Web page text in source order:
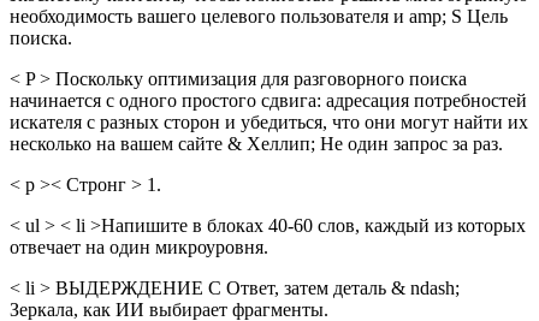
необходимость вашего целевого пользователя и amp; S Цель
поиска.
< P > Поскольку оптимизация для разговорного поиска
начинается с одного простого сдвига: адресация потребностей
искателя с разных сторон и убедиться, что они могут найти их
несколько на вашем сайте & Хеллип; Не один запрос за раз.
< p >< Стронг > 1.
< ul > < li >Напишите в блоках 40-60 слов, каждый из которых
отвечает на один микроуровня.
< li > ВЫДЕРЖДЕНИЕ С Ответ, затем деталь & ndash;
Зеркала, как ИИ выбирает фрагменты.